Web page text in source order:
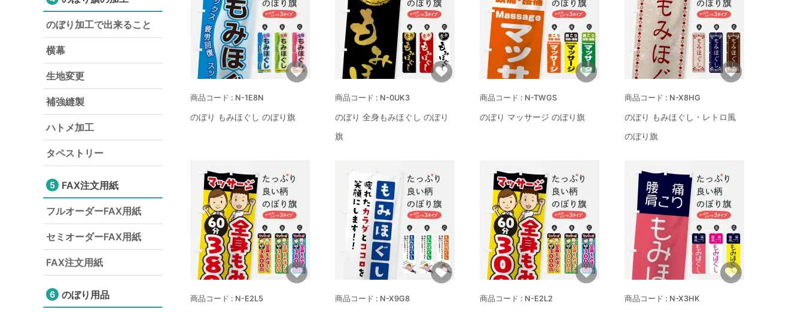
N-1E8N
のぼり もみほぐし のぼり旗
N-0UK3
のぼり 全身もみほぐし のぼり
旗
N-TWGS
のぼり マッサージ のぼり旗
N-X8HG
のぼり もみほぐし・レトロ風
のぼり旗
N-E2L5 N-X9G8 N-E2L2 N-X3HK
のぼり加工で出来ること
横幕
生地変更
補強縫製
ハトメ加工
タペストリー
5 FAX注文用紙
フルオーダーFAX用紙
セミオーダーFAX用紙
FAX注文用紙
6 のぼり用品